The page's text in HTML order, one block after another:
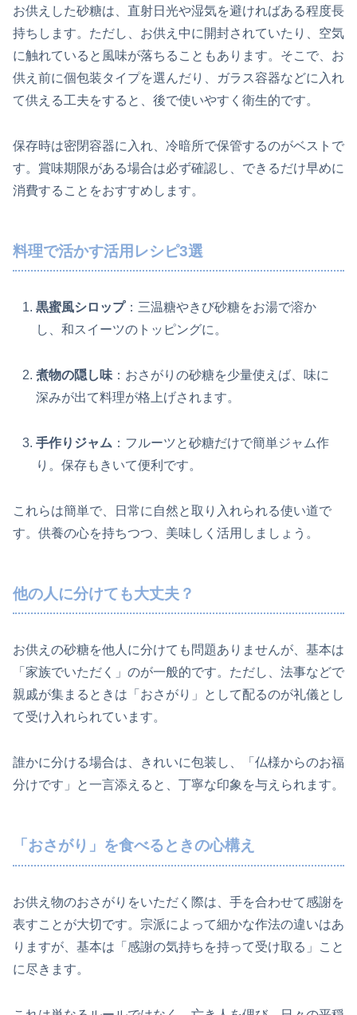
お供えした砂糖は、直射日光や湿気を避ければある程度長
持ちします。ただし、お供え中に開封されていたり、空気
に触れていると風味が落ちることもあります。そこで、お
供え前に個包装タイプを選んだり、ガラス容器などに入れ
て供える工夫をすると、後で使いやすく衛生的です。
保存時は密閉容器に入れ、冷暗所で保管するのがベストで
す。賞味期限がある場合は必ず確認し、できるだけ早めに
消費することをおすすめします。
料理で活かす活用レシピ3選
黒蜜風シロップ：三温糖やきび砂糖をお湯で溶か
し、和スイーツのトッピングに。
煮物の隠し味 ：おさがりの砂糖を少量使えば、味に
深みが出て料理が格上げされます。
手作りジャム ：フルーツと砂糖だけで簡単ジャム作
り。保存もきいて便利です。
これらは簡単で、日常に自然と取り入れられる使い道で
す。供養の心を持ちつつ、美味しく活用しましょう。
他の人に分けても大丈夫？
お供えの砂糖を他人に分けても問題ありませんが、基本は
「家族でいただく」のが一般的です。ただし、法事などで
親戚が集まるときは「おさがり」として配るのが礼儀とし
て受け入れられています。
誰かに分ける場合は、きれいに包装し、「仏様からのお福
分けです」と一言添えると、丁寧な印象を与えられます。
「おさがり」を食べるときの心構え
お供え物のおさがりをいただく際は、手を合わせて感謝を
表すことが大切です。宗派によって細かな作法の違いはあ
りますが、基本は「感謝の気持ちを持って受け取る」こと
に尽きます。